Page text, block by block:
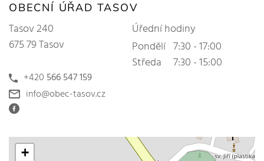
OBECNÍ ÚŘAD TASOV
Tasov 240
675 79 Tasov
+420 566 547 159
info@obec-tasov.cz
Úřední hodiny
Pondělí 7:30 - 17:00
Středa
7:30 - 15:00
+